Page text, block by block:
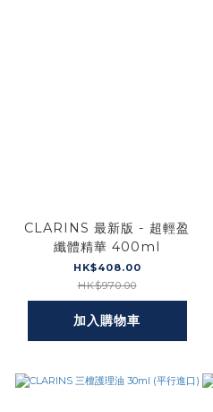
CLARINS 最新版 - 超輕盈
纖體精華 400ml
HK$408.00
HK$970.00
加入購物車